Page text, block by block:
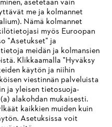
asetetaan vain
me ja kolmannet
Nämä kolmannet
myös Euroopan
"Asetukset" ja
meidän ja kolmansien
Klikkaamalla "Hyväksy
käytön ja niihin
viestinnän palveluista
ja yleisen tietosuoja-
alakohdan mukaisesti.
kaikkien muiden kuin
Asetuksissa voit